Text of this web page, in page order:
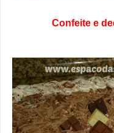
Confeite e